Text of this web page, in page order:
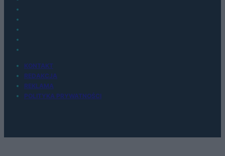
KONTAKT
REDAKCJA
REKLAMA
POLITYKA PRYWATNOŚCI